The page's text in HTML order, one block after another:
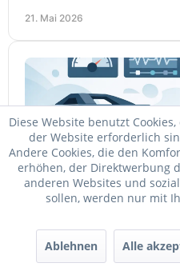
21. Mai 2026
Schweißgerät für
Schweißgerät für Dünnblech
Stromstärke, Draht, Gas
Diese Website benutzt
der Website erforderlich
Andere Cookies, die den
erhöhen, der Direktwerbung
anderen Websites und
sollen, werden nur mit
Ablehnen Alle